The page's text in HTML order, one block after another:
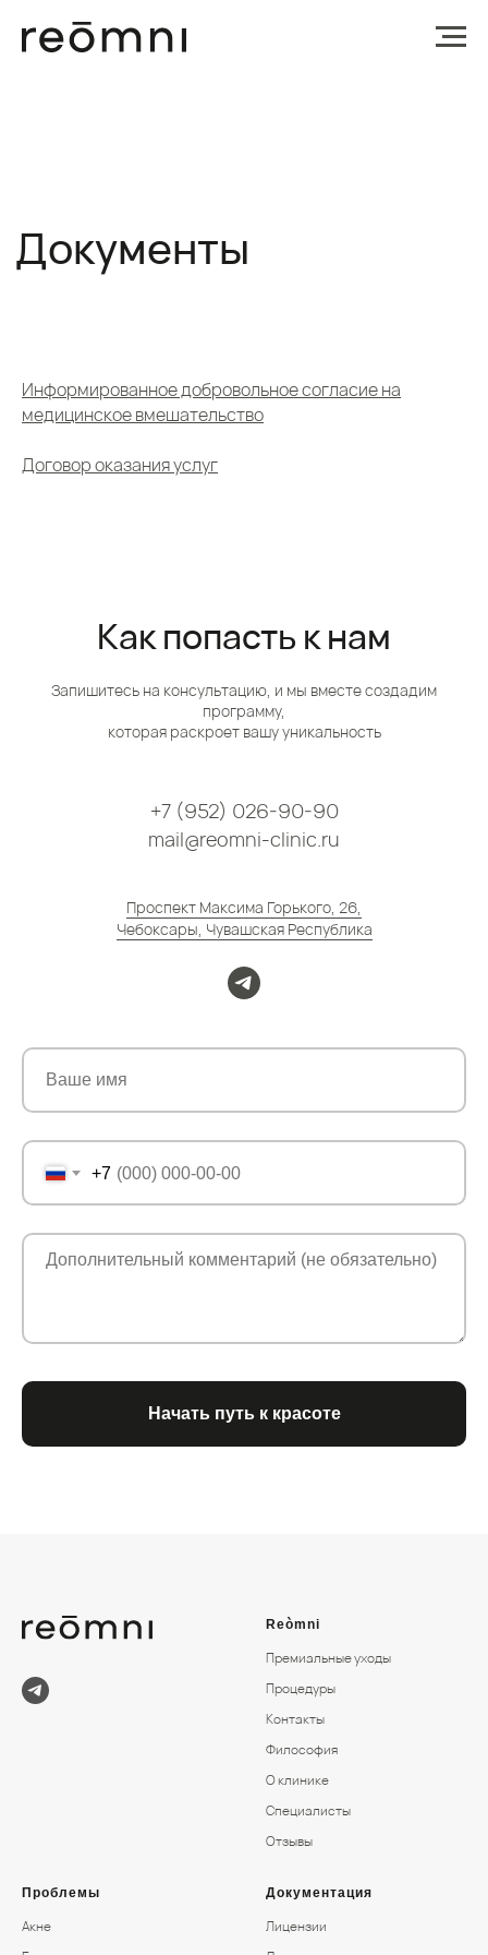
Информированное добровольное согласие на
медицинское вмешательство
Договор оказания услуг
Как попасть к нам
Запишитесь на консультацию, и мы вместе создадим
программу,
которая раскроет вашу уникальность
+7 (952) 026-90-90
mail@reomni-clinic.ru
Проспект Максима Горького, 26,
Чебоксары, Чувашская Республика
+7
Начать путь к красоте
Reòmni
Премиальные уходы
Процедуры
Контакты
Философия
О клинике
Специалисты
Отзывы
Проблемы
Акне
Документация
Лицензии